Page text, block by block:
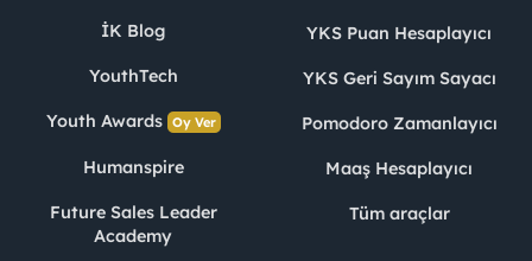
İK Blog
YouthTech
Youth Awards Oy Ver
Humanspire
Future Sales Leader
Academy
YKS Puan Hesaplayıcı
YKS Geri Sayım Sayacı
Pomodoro Zamanlayıcı
Maaş Hesaplayıcı
Tüm araçlar